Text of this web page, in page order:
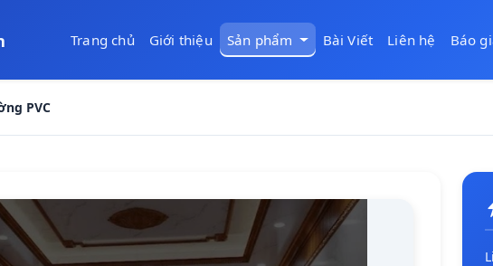
Trang chủ Giới thiệu Sản phẩm Bài Viết Liên hệ Báo
PVC